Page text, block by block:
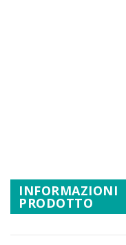
INFORMAZIONI
PRODOTTO